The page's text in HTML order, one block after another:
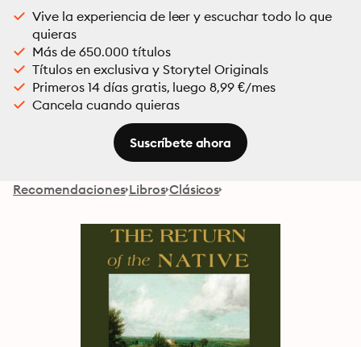
Vive la experiencia de leer y escuchar todo lo que
quieras
Más de 650.000 títulos
Títulos en exclusiva y Storytel Originals
Primeros 14 días gratis, luego 8,99 €/mes
Cancela cuando quieras
Suscríbete ahora
Recomendaciones Libros Clásicos